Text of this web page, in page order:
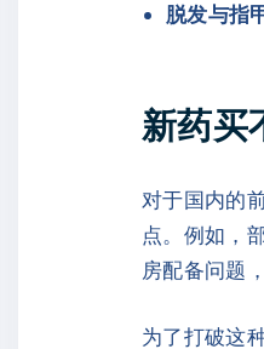
脱发与指
新药买
对于国内的
点。例如，
房配备问题
为了打破这